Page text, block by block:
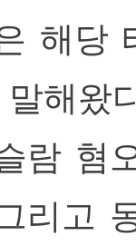
해당
해왔
람 혐
리고